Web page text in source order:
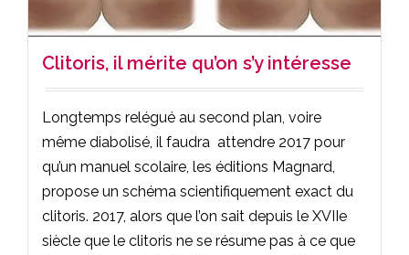
Clitoris, il mérite qu’on s’y intéresse
Longtemps relégué au second plan, voire
même diabolisé, il faudra attendre 2017 pour
qu’un manuel scolaire, les éditions Magnard,
propose un schéma scientifiquement exact du
clitoris. 2017, alors que l’on sait depuis le XVIIe
siècle que le clitoris ne se résume pas à ce que